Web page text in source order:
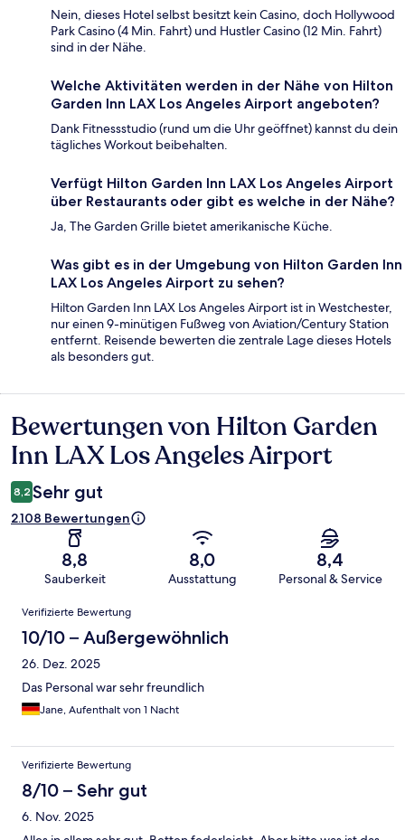
Nein, dieses Hotel selbst besitzt kein Casino, doch Hollywood
Park Casino (4 Min. Fahrt) und Hustler Casino (12 Min. Fahrt)
sind in der Nähe.
Welche Aktivitäten werden in der Nähe von Hilton
Garden Inn LAX Los Angeles Airport angeboten?
Dank Fitnessstudio (rund um die Uhr geöffnet) kannst du dein
tägliches Workout beibehalten.
Verfügt Hilton Garden Inn LAX Los Angeles Airport
über Restaurants oder gibt es welche in der Nähe?
Ja, The Garden Grille bietet amerikanische Küche.
Was gibt es in der Umgebung von Hilton Garden Inn
LAX Los Angeles Airport zu sehen?
Hilton Garden Inn LAX Los Angeles Airport ist in Westchester,
nur einen 9-minütigen Fußweg von Aviation/Century Station
entfernt. Reisende bewerten die zentrale Lage dieses Hotels
als besonders gut.
Bewertungen
Bewertungen von Hilton Garden
Inn LAX Los Angeles Airport
8,2 Sehr gut
2.108 Bewertungen
8,8
Sauberkeit
8,0
Ausstattung
8,4
Personal & Service
Bewertungen
Verifizierte Bewertung
10/10 – Außergewöhnlich
26. Dez. 2025
Das Personal war sehr freundlich
Jane, Aufenthalt von 1 Nacht
Verifizierte Bewertung
8/10 – Sehr gut
6. Nov. 2025